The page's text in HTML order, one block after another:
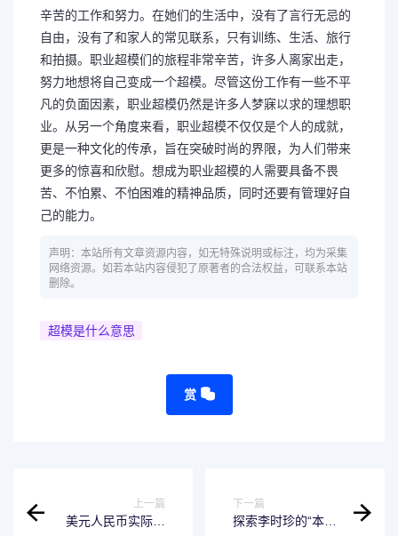
辛苦的工作和努力。在她们的生活中，没有了言行无忌的
自由，没有了和家人的常见联系，只有训练、生活、旅行
和拍摄。职业超模们的旅程非常辛苦，许多人离家出走，
努力地想将自己变成一个超模。尽管这份工作有一些不平
凡的负面因素，职业超模仍然是许多人梦寐以求的理想职
业。从另一个角度来看，职业超模不仅仅是个人的成就，
更是一种文化的传承，旨在突破时尚的界限，为人们带来
更多的惊喜和欣慰。想成为职业超模的人需要具备不畏
苦、不怕累、不怕困难的精神品质，同时还要有管理好自
己的能力。
声明：本站所有文章资源内容，如无特殊说明或标注，均为采集
网络资源。如若本站内容侵犯了原著者的合法权益，可联系本站
删除。
超模是什么意思
赏
上一篇
美元人民币实际汇
下一篇
探索李时珍的“本草